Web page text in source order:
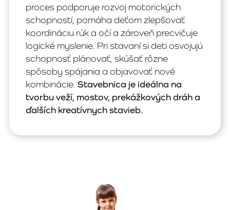
proces podporuje rozvoj motorických
schopností, pomáha deťom zlepšovať
koordináciu rúk a očí a zároveň precvičuje
logické myslenie. Pri stavaní si deti osvojujú
schopnosť plánovať, skúšať rôzne
spôsoby spájania a objavovať nové
kombinácie. Stavebnica je ideálna na
tvorbu veží, mostov, prekážkových dráh a
ďalších kreatívnych stavieb.